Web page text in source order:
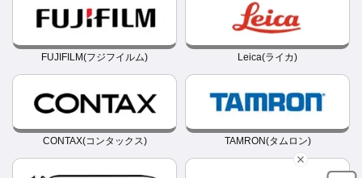
FUJIFILM(フジフイルム) Leica(ライカ)
CONTAX(コンタックス) TAMRON(タムロン)